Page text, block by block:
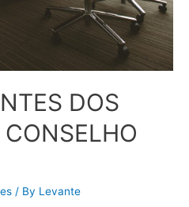
DOS
CONSELHO
/ By Levante